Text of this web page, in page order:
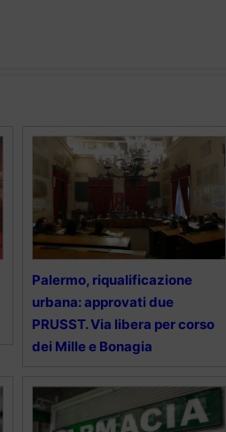
Palermo, riqualificazione
urbana: approvati due
PRUSST. Via libera per corso
dei Mille e Bonagia